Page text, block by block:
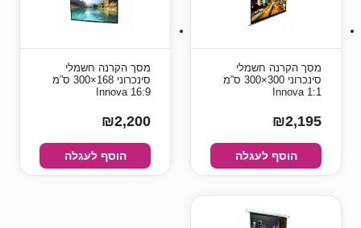
מסך הקרנה חשמלי
סינכרוני 300×300 ס”מ
1:1 Innova
₪2,195
הוסף לעגלה
מסך הקרנה חשמלי
סינכרוני 168×300 ס”מ
16:9 Innova
₪2,200
הוסף לעגלה